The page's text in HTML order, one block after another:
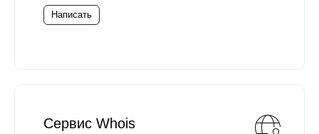
Написать
Сервис Whois